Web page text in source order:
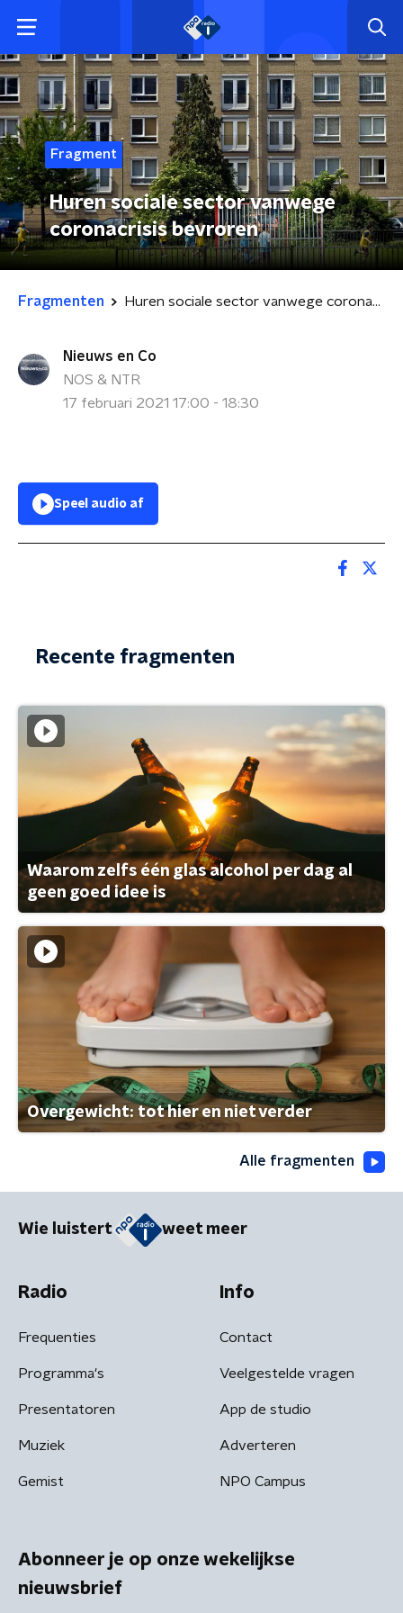
Fragment
Huren sociale sector vanwege
coronacrisis bevroren
Fragmenten Huren sociale sector vanwege coronacrisis bevroren
Nieuws en Co
NOS & NTR
17 februari 2021 17:00 - 18:30
Speel audio af
Recente fragmenten
Waarom zelfs één glas alcohol per dag al
geen goed idee is
Overgewicht: tot hier en niet verder
Alle fragmenten
Wie luistert weet meer
Radio
Frequenties
Programma's
Presentatoren
Muziek
Gemist
Info
Contact
Veelgestelde vragen
App de studio
Adverteren
NPO Campus
Abonneer je op onze wekelijkse
nieuwsbrief